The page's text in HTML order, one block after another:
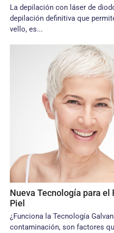
La depilación con láser de
depilación definitiva que
vello, es...
Nueva Tecnología para
Piel
¿Funciona la Tecnología
contaminación, son factores